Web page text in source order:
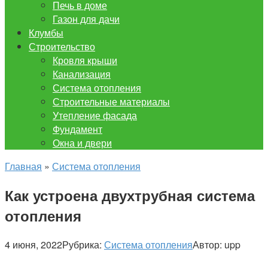
Печь в доме
Газон для дачи
Клумбы
Строительство
Кровля крыши
Канализация
Система отопления
Строительные материалы
Утепление фасада
Фундамент
Окна и двери
Главная » Система отопления
Как устроена двухтрубная система
отопления
4 июня, 2022Рубрика: Система отопленияАвтор: upp